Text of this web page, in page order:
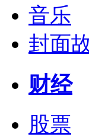
音乐
封面
财经
股票